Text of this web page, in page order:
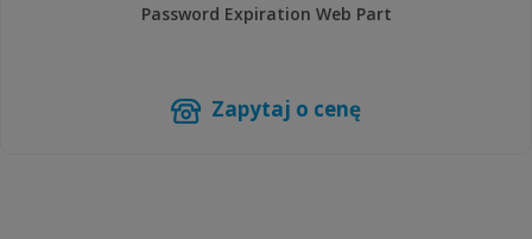
Password Expiration Web Part
Zapytaj o cenę